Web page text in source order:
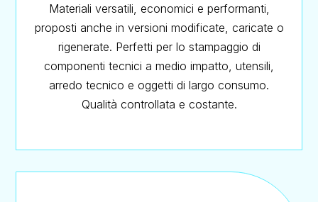
Materiali versatili, economici e performanti,
proposti anche in versioni modificate, caricate o
rigenerate. Perfetti per lo stampaggio di
componenti tecnici a medio impatto, utensili,
arredo tecnico e oggetti di largo consumo.
Qualità controllata e costante.